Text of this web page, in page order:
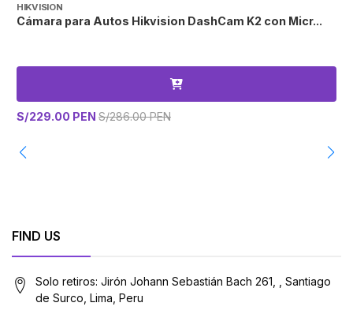
HIKVISION
Cámara para Autos Hikvision DashCam K2 con Micr...
S/229.00 PEN S/286.00 PEN
FIND US
Solo retiros: Jirón Johann Sebastián Bach 261, , Santiago
de Surco, Lima, Peru